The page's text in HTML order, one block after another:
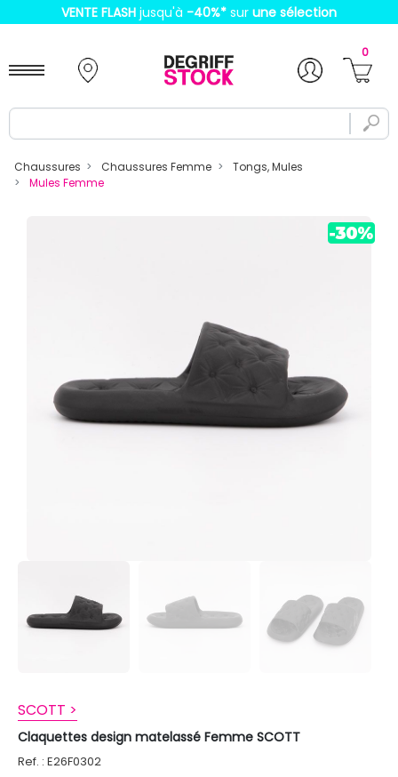
VENTE FLASH jusqu'à -40%* sur une sélection
0
Chaussures Chaussures Femme
Tongs, Mules
Mules Femme
SCOTT >
Claquettes design matelassé Femme SCOTT
Ref. : E26F0302